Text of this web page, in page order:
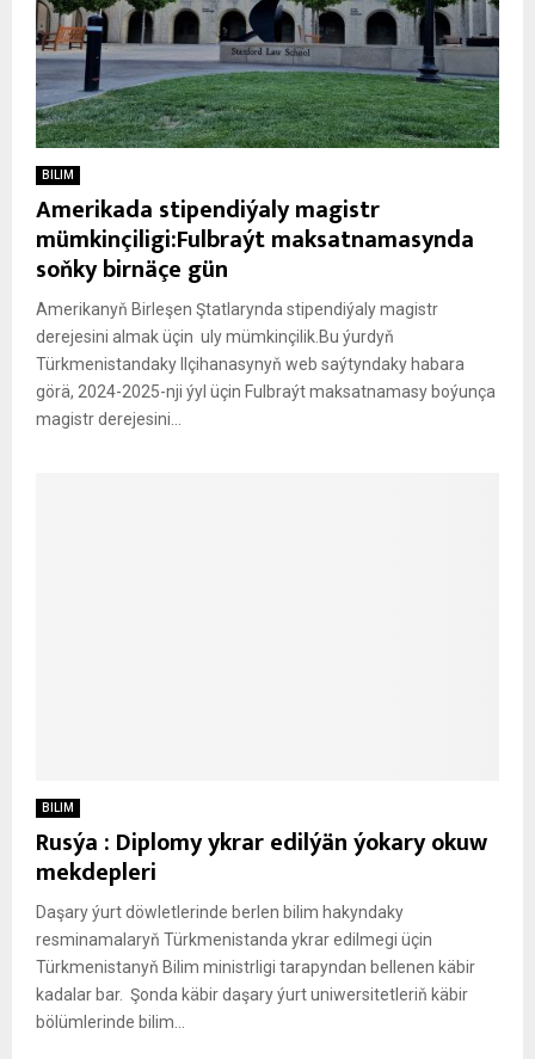
BILIM
Amerikada stipendiýaly magistr
mümkinçiligi:Fulbraýt maksatnamasynda
soňky birnäçe gün
Amerikanyň Birleşen Ştatlarynda stipendiýaly magistr
derejesini almak üçin uly mümkinçilik.Bu ýurdyň
Türkmenistandaky Ilçihanasynyň web saýtyndaky habara
görä, 2024-2025-nji ýyl üçin Fulbraýt maksatnamasy boýunça
magistr derejesini...
BILIM
Rusýa : Diplomy ykrar edilýän ýokary okuw
mekdepleri
Daşary ýurt döwletlerinde berlen bilim hakyndaky
resminamalaryň Türkmenistanda ykrar edilmegi üçin
Türkmenistanyň Bilim ministrligi tarapyndan bellenen käbir
kadalar bar. Şonda käbir daşary ýurt uniwersitetleriň käbir
bölümlerinde bilim...